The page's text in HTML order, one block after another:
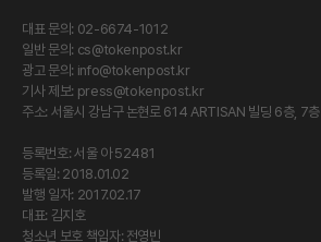
대표 문의: 02-6674-1012
일반 문의: cs@tokenpost.kr
광고 문의: info@tokenpost.kr
기사 제보: press@tokenpost.kr
주소: 서울시 강남구 논현로 614 ARTISAN 빌딩 6층, 7층
등록번호: 서울 아 52481
등록일: 2018.01.02
발행 일자: 2017.02.17
대표: 김지호
청소년 보호 책임자: 전영빈